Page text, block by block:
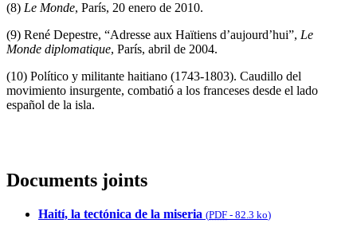
(8) Le Monde, París, 20 enero de 2010.
(9) René Depestre, “Adresse aux Haïtiens d’aujourd’hui”, Le
Monde diplomatique, París, abril de 2004.
(10) Político y militante haitiano (1743-1803). Caudillo del
movimiento insurgente, combatió a los franceses desde el lado
español de la isla.
Documents joints
Haití, la tectónica de la miseria (PDF - 82.3 ko)